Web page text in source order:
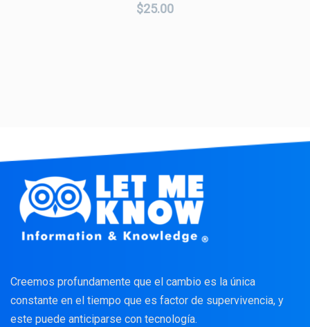
$25.00
Creemos profundamente que el cambio es la única
constante en el tiempo que es factor de supervivencia, y
este puede anticiparse con tecnología.